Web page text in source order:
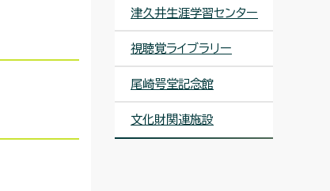
津久井生涯学習センター
視聴覚ライブラリー
尾崎咢堂記念館
文化財関連施設